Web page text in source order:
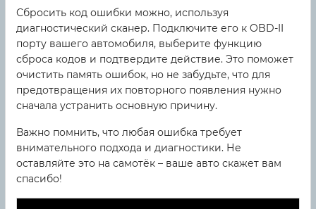
Сбросить код ошибки можно, используя
диагностический сканер. Подключите его к OBD-II
порту вашего автомобиля, выберите функцию
сброса кодов и подтвердите действие. Это поможет
очистить память ошибок, но не забудьте, что для
предотвращения их повторного появления нужно
сначала устранить основную причину.
Важно помнить, что любая ошибка требует
внимательного подхода и диагностики. Не
оставляйте это на самотёк – ваше авто скажет вам
спасибо!